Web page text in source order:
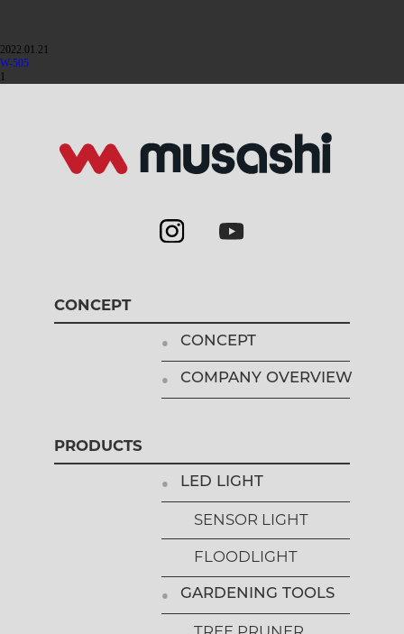
2022.01.21
W-505
1
CONCEPT
CONCEPT
COMPANY OVERVIEW
PRODUCTS
LED LIGHT
SENSOR LIGHT
FLOODLIGHT
GARDENING TOOLS